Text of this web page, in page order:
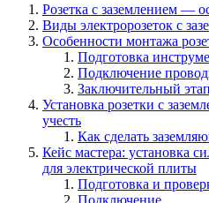
Розетка с заземлением ―
Виды электророзеток с
Особенности монтажа
Подготовка
Подключение
Заключительный этап
Установка розетки с
учесть
Как сделать
Кейс мастера: установка
для электрической плиты
Подготовка и
Подключение